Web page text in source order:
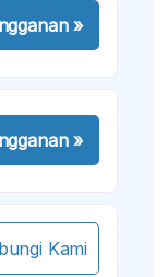
»
»
Kami